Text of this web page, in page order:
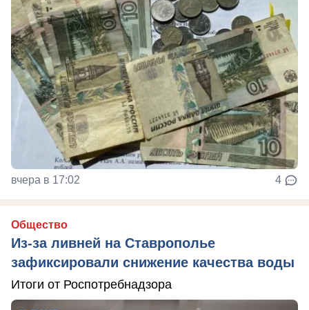
вчера в 17:02 4
Общество
Из-за ливней на Ставрополье
зафиксировали снижение качества воды
Итоги от Роспотребнадзора